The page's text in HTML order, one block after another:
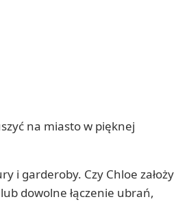
na miasto w pięknej
i garderoby. Czy Chloe założy
dowolne łączenie ubrań,